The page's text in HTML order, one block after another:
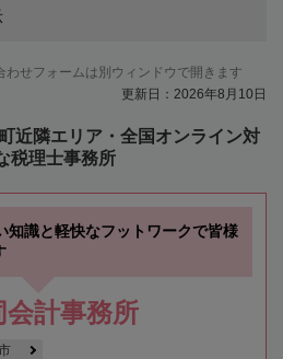
せフォームは別ウィンドウで開きます
更新日：2026年8月10日
近隣エリア・全国オンライン対
税理士事務所
知識と軽快なフットワークで皆様
会計事務所